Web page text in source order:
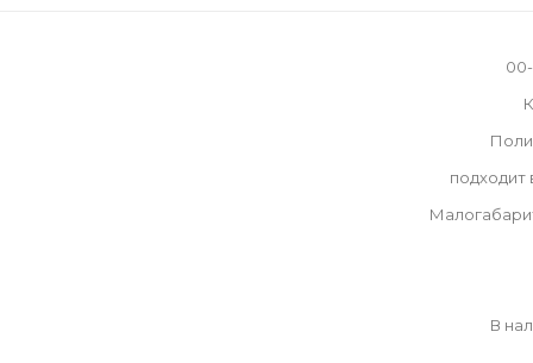
подходит
В